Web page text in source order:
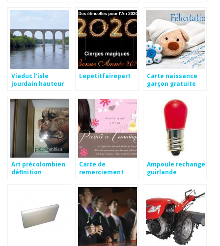
Viaduc l’isle
jourdain hauteur
Lepetitfairepart
Carte naissance
garçon gratuite
Art précolombien
définition
Carte de
remerciement
photo
Ampoule rechange
guirlande